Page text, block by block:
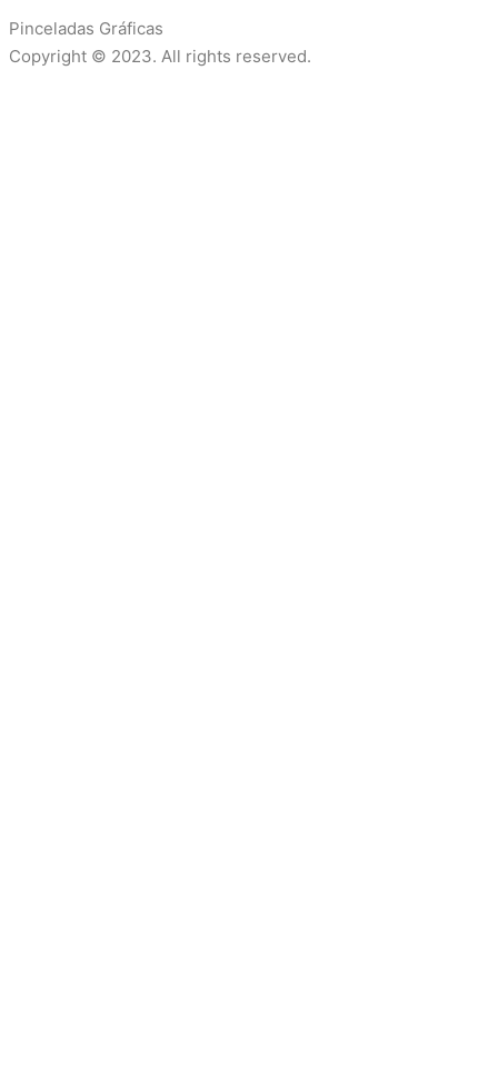
Pinceladas Gráficas
Copyright © 2023. All rights reserved.